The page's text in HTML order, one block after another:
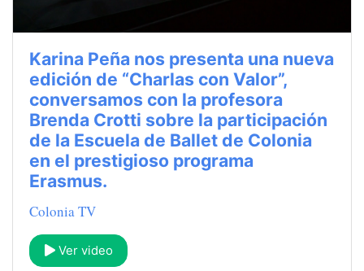
Karina Peña nos presenta una nueva
edición de “Charlas con Valor”,
conversamos con la profesora
Brenda Crotti sobre la participación
de la Escuela de Ballet de Colonia
en el prestigioso programa
Erasmus.
Colonia TV
Ver video